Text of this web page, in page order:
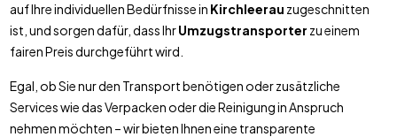
auf Ihre individuellen Bedürfnisse in Kirchleerau zugeschnitten
ist, und sorgen dafür, dass IhrUmzugstransporter zu einem
fairen Preis durchgeführt wird.
Egal, ob Sie nur den Transport benötigen oder zusätzliche
Services wie das Verpacken oder die Reinigung in Anspruch
nehmen möchten – wir bieten Ihnen eine transparente